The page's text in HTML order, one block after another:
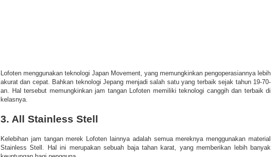
Lofoten menggunakan teknologi Japan Movement, yang memungkinkan pengoperasiannya lebih
akurat dan cepat. Bahkan teknologi Jepang menjadi salah satu yang terbaik sejak tahun 19-70-
an. Hal tersebut memungkinkan jam tangan Lofoten memiliki teknologi canggih dan terbaik di
kelasnya.
3. All Stainless Stell
Kelebihan jam tangan merek Lofoten lainnya adalah semua mereknya menggunakan material
Stainless Stell. Hal ini merupakan sebuah baja tahan karat, yang memberikan lebih banyak